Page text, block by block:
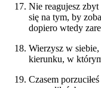
Nie reagujesz
się na tym, by
dopiero wtedy
Wierzysz w siebie,
kierunku, w
Czasem